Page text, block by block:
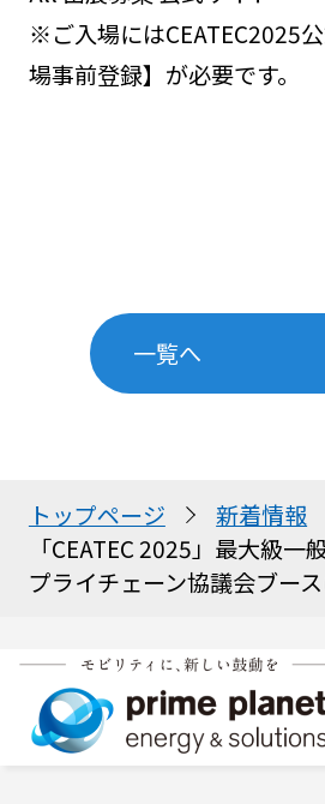
※ご入場にはCEATEC2025
場事前登録】が必要です。
一覧へ
トップページ
新着情報
「CEATEC 2025」最大級一
プライチェーン協議会ブー